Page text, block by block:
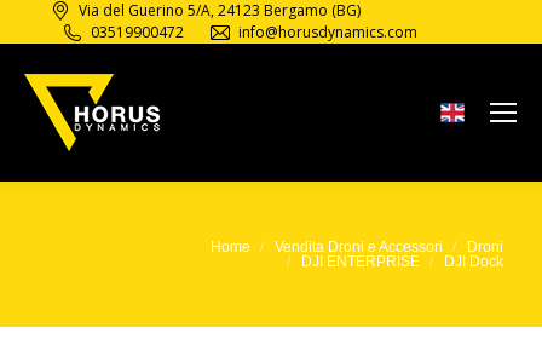
Via del Guerino 5/A, 24123 Bergamo (BG)
03519900472
info@horusdynamics.com
Tu sei qui:Home Vendita Droni e Accessori
Droni
DJI ENTERPRISE
DJI Dock